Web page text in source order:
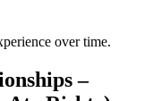
over time.
–